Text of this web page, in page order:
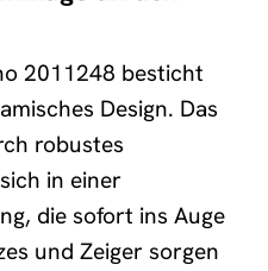
2011248 besticht
Design. Das
robustes
in einer
die sofort ins Auge
und Zeiger sorgen